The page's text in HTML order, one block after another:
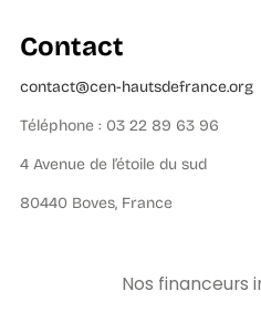
Contact
contact@cen-hautsdefrance.org
Téléphone : 03 22 89 63 96
4 Avenue de l’étoile du sud
80440 Boves, France
Nos financeurs